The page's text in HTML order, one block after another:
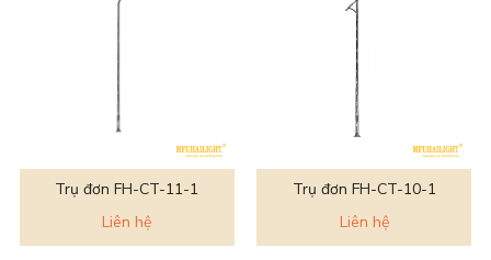
Trụ đơn FH-CT-11-1
Liên hệ
Trụ đơn FH-CT-10-1
Liên hệ